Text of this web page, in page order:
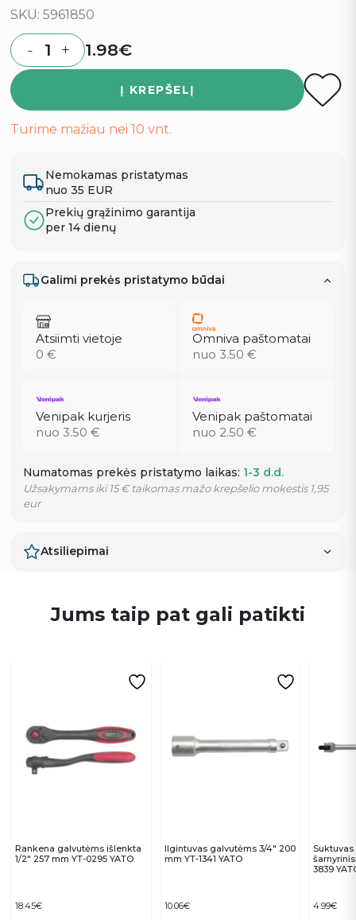
SKU: 5961850
Quantity
- + 1.98€
Į KREPŠELĮ
Turime mažiau nei 10 vnt.
Nemokamas pristatymas
nuo 35 EUR
Prekių grąžinimo garantija
per 14 dienų
Galimi prekės pristatymo būdai
Atsiimti vietoje
0 €
Omniva paštomatai
nuo 3.50 €
Venipak kurjeris
nuo 3.50 €
Venipak paštomatai
nuo 2.50 €
Numatomas prekės pristatymo laikas: 1-3 d.d.
Užsakymams iki 15 € taikomas mažo krepšelio mokestis 1,95
eur
Atsiliepimai
Jums taip pat gali patikti
Rankena galvutėms išlenkta
1/2″ 257 mm YT-0295 YATO
18.45€
Ilgintuvas galvutėms 3/4″ 200
mm YT-1341 YATO
10.06€
šarnyrinis
3839
4.99€